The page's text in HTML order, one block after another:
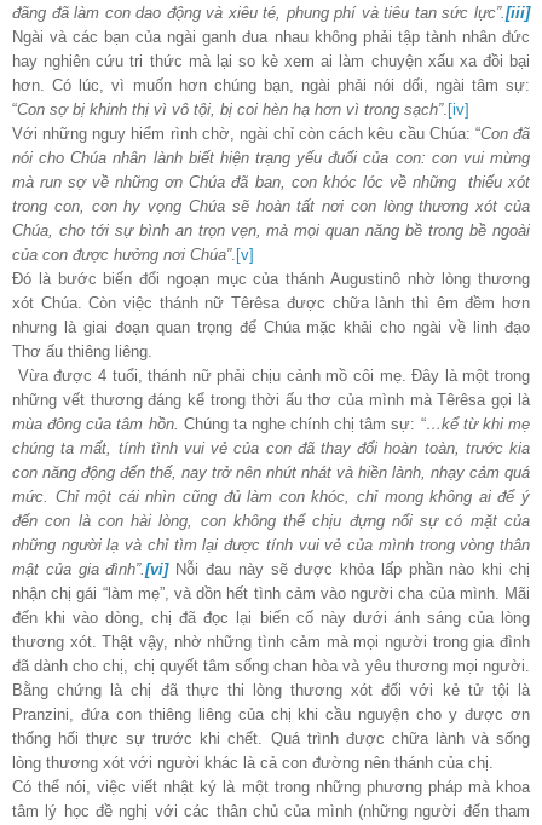
đãng đã làm con dao động và xiêu té, phung phí và tiêu tan sức lực”.[iii]
Ngài và các bạn của ngài ganh đua nhau không phải tập tành nhân đức
hay nghiên cứu tri thức mà lại so kè xem ai làm chuyện xấu xa đồi bại
hơn. Có lúc, vì muốn hơn chúng bạn, ngài phải nói dối, ngài tâm sự:
“Con sợ bị khinh thị vì vô tội, bị coi hèn hạ hơn vì trong sạch”. [iv]
Với những nguy hiểm rình chờ, ngài chỉ còn cách kêu cầu Chúa: “Con đã
nói cho Chúa nhân lành biết hiện trạng yếu đuối của con: con vui mừng
mà run sợ về những ơn Chúa đã ban, con khóc lóc về những thiếu xót
trong con, con hy vọng Chúa sẽ hoàn tất nơi con lòng thương xót của
Chúa, cho tới sự bình an trọn vẹn, mà mọi quan năng bề trong bề ngoài
của con được hưởng nơi Chúa”. [v]
Đó là bước biến đổi ngoạn mục của thánh Augustinô nhờ lòng thương
xót Chúa. Còn việc thánh nữ Têrêsa được chữa lành thì êm đềm hơn
nhưng là giai đoạn quan trọng để Chúa mặc khải cho ngài về linh đạo
Thơ ấu thiêng liêng.
Vừa được 4 tuổi, thánh nữ phải chịu cảnh mồ côi mẹ. Đây là một trong
những vết thương đáng kể trong thời ấu thơ của mình mà Têrêsa gọi là
mùa đông của tâm hồn. Chúng ta nghe chính chị tâm sự: “…kể từ khi mẹ
chúng ta mất, tính tình vui vẻ của con đã thay đổi hoàn toàn, trước kia
con năng động đến thế, nay trở nên nhút nhát và hiền lành, nhạy cảm quá
mức. Chỉ một cái nhìn cũng đủ làm con khóc, chỉ mong không ai để ý
đến con là con hài lòng, con không thể chịu đựng nổi sự có mặt của
những người lạ và chỉ tìm lại được tính vui vẻ của mình trong vòng thân
mật của gia đình”.[vi] Nỗi đau này sẽ được khỏa lấp phần nào khi chị
nhận chị gái “làm mẹ”, và dồn hết tình cảm vào người cha của mình. Mãi
đến khi vào dòng, chị đã đọc lại biến cố này dưới ánh sáng của lòng
thương xót. Thật vậy, nhờ những tình cảm mà mọi người trong gia đình
đã dành cho chị, chị quyết tâm sống chan hòa và yêu thương mọi người.
Bằng chứng là chị đã thực thi lòng thương xót đối với kẻ tử tội là
Pranzini, đứa con thiêng liêng của chị khi cầu nguyện cho y được ơn
thống hối thực sự trước khi chết. Quá trình được chữa lành và sống
lòng thương xót với người khác là cả con đường nên thánh của chị.
Có thể nói, việc viết nhật ký là một trong những phương pháp mà khoa
tâm lý học đề nghị với các thân chủ của mình (những người đến tham